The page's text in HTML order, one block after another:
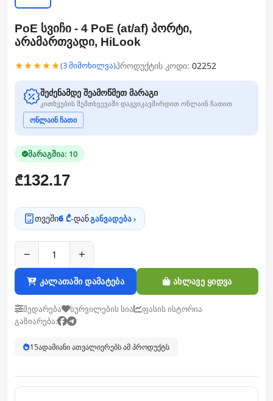
PoE სვიჩი - 4 PoE (at/af) პორტი,
არამართვადი, HiLook
★★★★★(3 მიმოხილვა)პროდუქტის კოდი: 02252
შეძენამდე შეამოწმეთ მარაგი
კითხვების შემთხვევაში დაგვიკავშირდით ონლაინ ჩათით
ონლაინ ჩათი
მარაგშია: 10
₾132.17
თვეში6 ₾-დანგანვადება ›
− +
კალათაში დამატება ახლავე ყიდვა
შედარება სურვილების სია
ფასის ისტორია
გაზიარება:
15ადამიანი ათვალიერებს ამ პროდუქტს